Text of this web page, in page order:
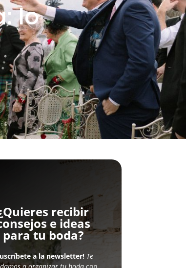
lo
recibir
e ideas
para tu boda?
a la newsletter! Te